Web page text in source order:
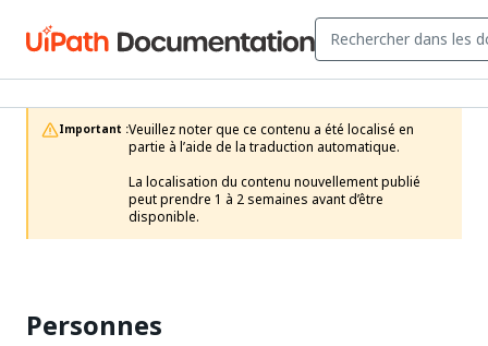
Important :Veuillez noter que ce contenu a été localisé en
partie à l’aide de la traduction automatique.
La localisation du contenu nouvellement publié
peut prendre 1 à 2 semaines avant d’être
disponible.
Personnes